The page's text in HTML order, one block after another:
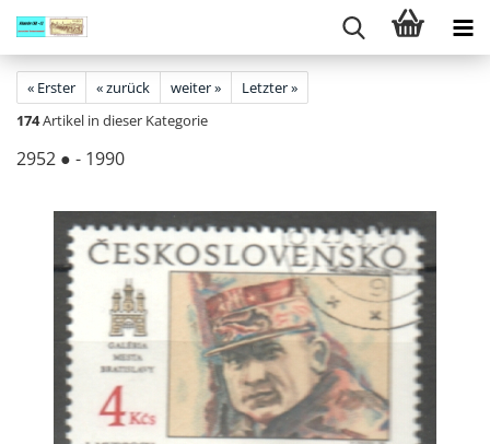
« Erster « zurück weiter »
Letzter »
174Artikel in dieser Kategorie
2952 ● - 1990